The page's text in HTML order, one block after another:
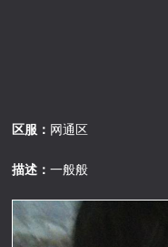
区服： 网通区
描述： 一般般